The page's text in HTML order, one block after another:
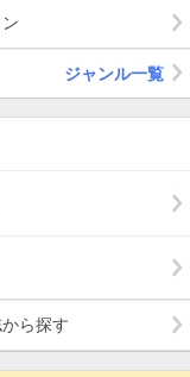
ジャンル一覧
ら探す